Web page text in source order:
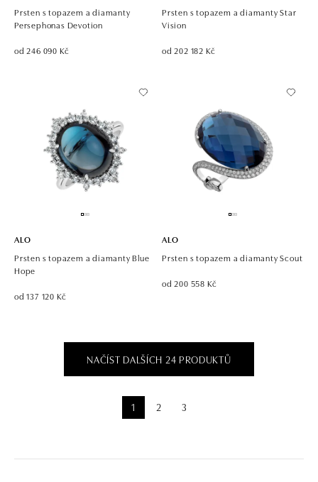
Prsten s topazem a diamanty
Persephonas Devotion
od 246 090 Kč
Prsten s topazem a diamanty Star
Vision
od 202 182 Kč
ALO
Prsten s topazem a diamanty Blue
Hope
od 137 120 Kč
ALO
Prsten s topazem a diamanty Scout
od 200 558 Kč
NAČÍST DALŠÍCH 24 PRODUKTŮ
1 2 3